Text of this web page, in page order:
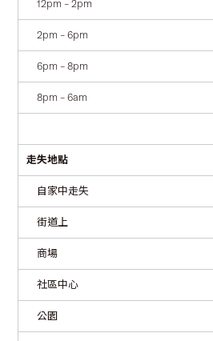
12pm – 2pm
2pm – 6pm
6pm – 8pm
8pm – 6am
走失地點
自家中走失
街道上
商場
社區中心
公園